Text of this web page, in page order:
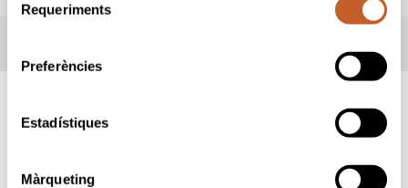
Requeriments
Preferències
Estadístiques
Màrqueting